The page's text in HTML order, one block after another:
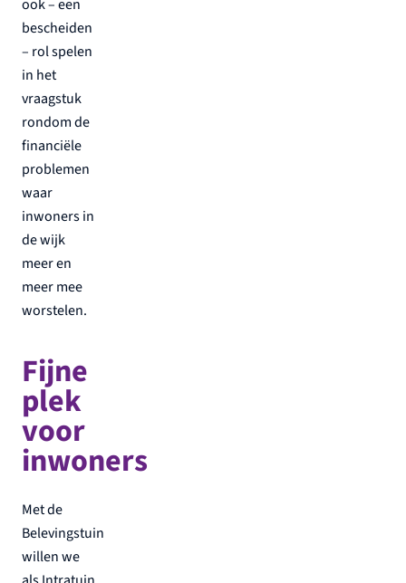
ook – een
bescheiden
– rol spelen
in het
vraagstuk
rondom de
financiële
problemen
waar
inwoners in
de wijk
meer en
meer mee
worstelen.
Fijne
plek
voor
inwoners
Met de
Belevingstuin
willen we